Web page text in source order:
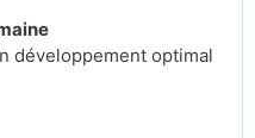
développement optimal